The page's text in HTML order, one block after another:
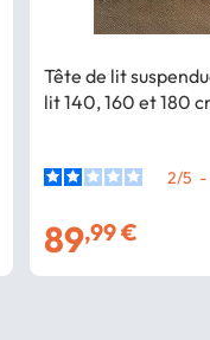
Tête de lit
lit 140, 160 et 180
2/5 -
89,99 €